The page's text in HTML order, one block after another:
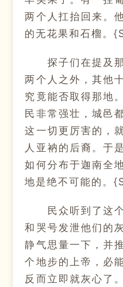
两个人扛抬回来。
的无花果和石榴。
探子们在提及那
两个人之外，其他
究竟能否取得那地
民非常强壮，城邑
这一切更厉害的，
人亚衲的后裔。于
如何分布于迦南全
地是绝不可能的。
民众听到了这个
和哭号发泄他们的
静气思量一下，并
个地步的上帝，必
反而立即就灰心了